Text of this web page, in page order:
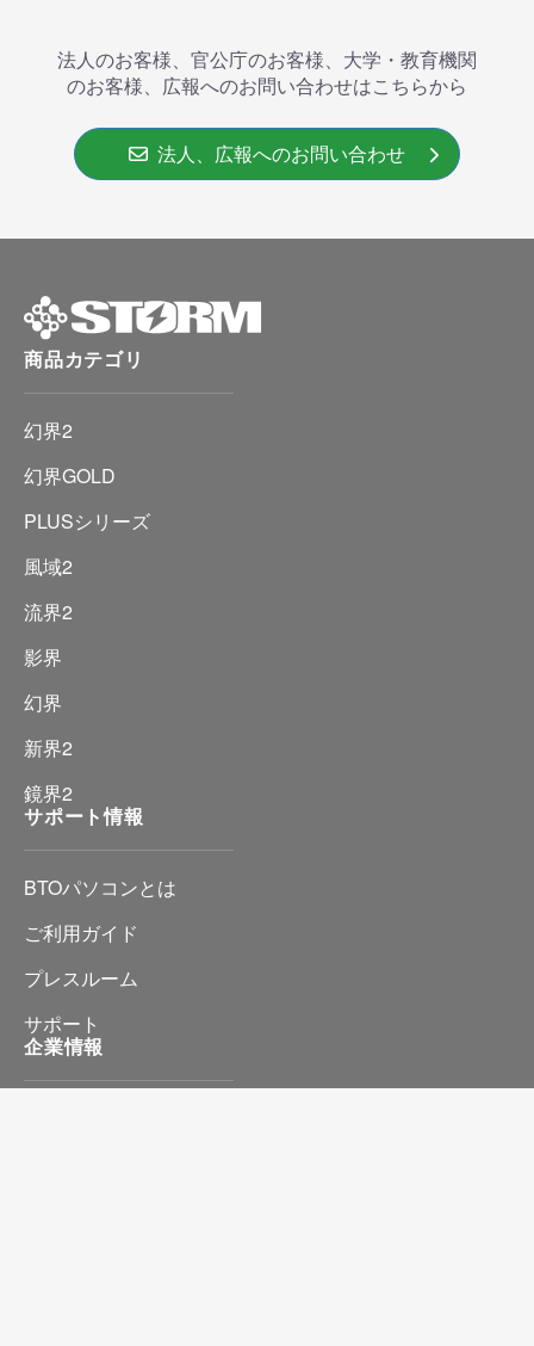
法人のお客様、官公庁のお客様、大学・教育機関
のお客様、広報へのお問い合わせはこちらから
法人、広報へのお問い合わせ
商品カテゴリ
幻界2
幻界GOLD
PLUSシリーズ
風域2
流界2
影界
幻界
新界2
鏡界2
サポート情報
BTOパソコンとは
ご利用ガイド
プレスルーム
サポート
企業情報